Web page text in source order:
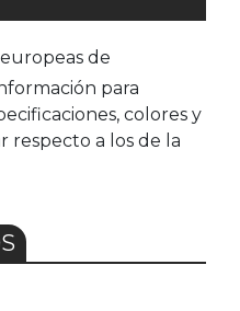
de
para
colores y
respecto a los de la